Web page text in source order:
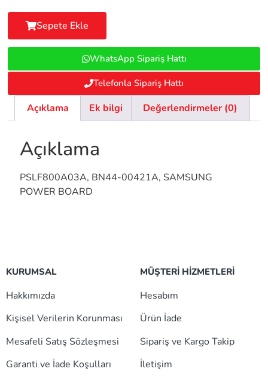
Sepete Ekle
WhatsApp Sipariş Hattı
Telefonla Sipariş Hattı
Açıklama Ek bilgi Değerlendirmeler (0)
Açıklama
PSLF800A03A, BN44-00421A, SAMSUNG
POWER BOARD
KURUMSAL
Hakkımızda
Kişisel Verilerin Korunması
Mesafeli Satış Sözleşmesi
Garanti ve İade Koşulları
MÜŞTERİ HİZMETLERİ
Hesabım
Ürün İade
Sipariş ve Kargo Takip
İletişim